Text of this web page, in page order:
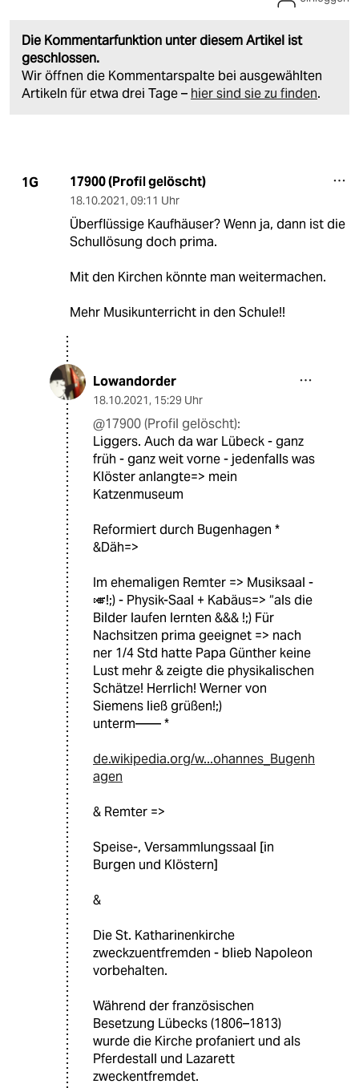
Die Kommentarfunktion unter diesem Artikel ist
geschlossen.
Wir öffnen die Kommentarspalte bei ausgewählten
Artikeln für etwa drei Tage – hier sind sie zu finden.
1G 17900 (Profil gelöscht)
18.10.2021, 09:11 Uhr
Überflüssige Kaufhäuser? Wenn ja, dann ist die
Schullösung doch prima.
Mit den Kirchen könnte man weitermachen.
Mehr Musikunterricht in den Schule!!
Lowandorder
18.10.2021, 15:29 Uhr
@17900 (Profil gelöscht):
Liggers. Auch da war Lübeck - ganz
früh - ganz weit vorne - jedenfalls was
Klöster anlangte=> mein
Katzenmuseum
Reformiert durch Bugenhagen *
&Däh=>
Im ehemaligen Remter => Musiksaal -
🎺!;) - Physik-Saal + Kabäus=> “als die
Bilder laufen lernten &&& !;) Für
Nachsitzen prima geeignet => nach
ner 1/4 Std hatte Papa Günther keine
Lust mehr & zeigte die physikalischen
Schätze! Herrlich! Werner von
Siemens ließ grüßen!;)
unterm—— *
de.wikipedia.org/w...ohannes_Bugenh
agen
& Remter =>
Speise-, Versammlungssaal [in
Burgen und Klöstern]
&
Die St. Katharinenkirche
zweckzuentfremden - blieb Napoleon
vorbehalten.
Während der französischen
Besetzung Lübecks (1806–1813)
wurde die Kirche profaniert und als
Pferdestall und Lazarett
zweckentfremdet.